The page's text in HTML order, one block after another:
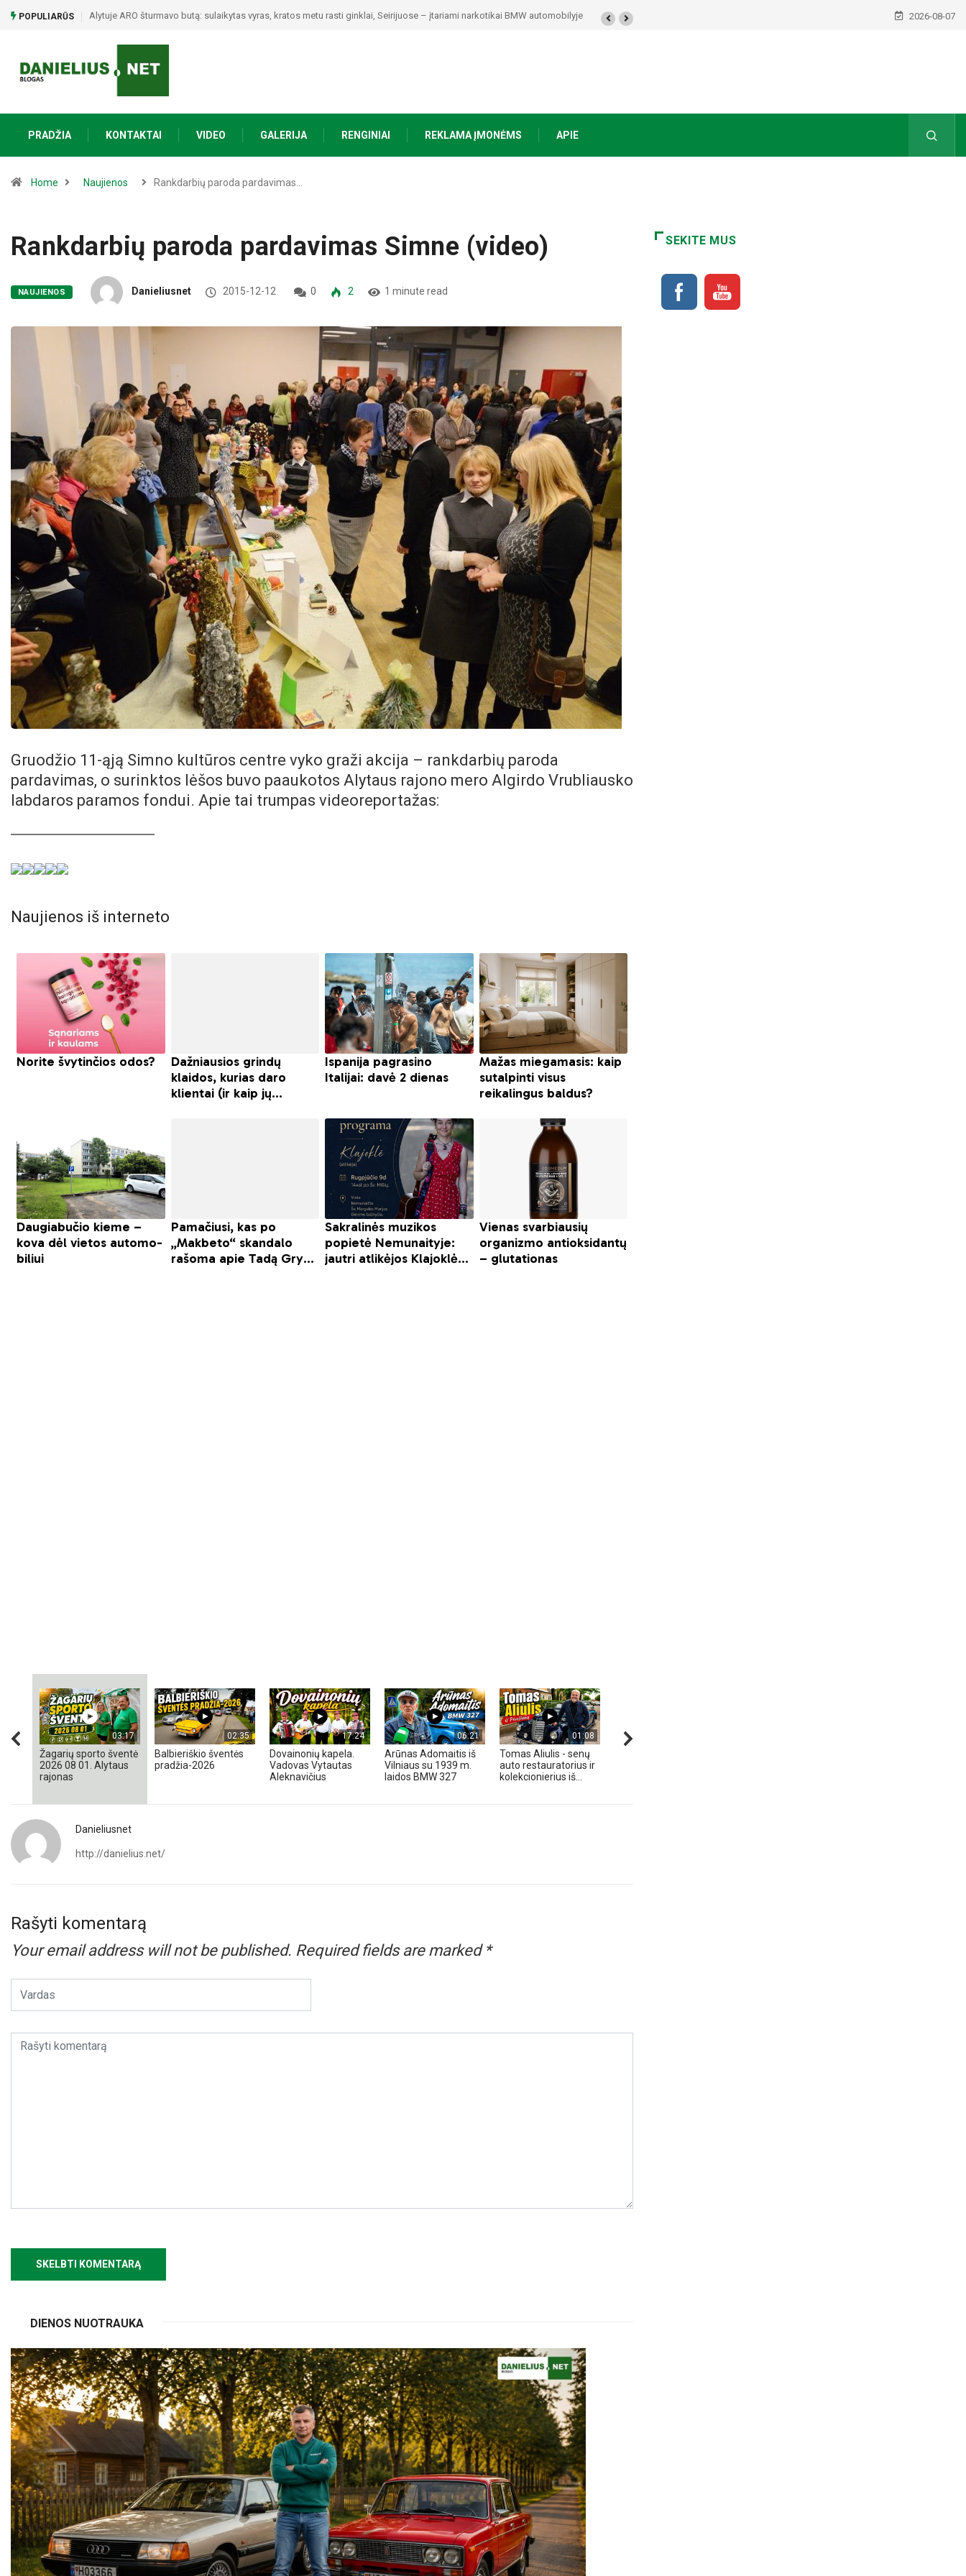
POPULIARŪS Poezijos ir bendrystės vakaras Naujojoje Ūtoje: Vinco Mykolaičio-Putino tėviškėje skambės eilės, dainos ir arbatos puodelių šiluma 2026-08-07
PRADŽIA KONTAKTAI VIDEO GALERIJA RENGINIAI REKLAMA ĮMONĖMS APIE
Home Naujienos Rankdarbių paroda pardavimas…
Rankdarbių paroda pardavimas Simne (video)
NAUJIENOS Danieliusnet 2015-12-12 0 2 1 minute read
Gruodžio 11-ąją Simno kultūros centre vyko graži akcija – rankdarbių paroda
pardavimas, o surinktos lėšos buvo paaukotos Alytaus rajono mero Algirdo Vrubliausko
labdaros paramos fondui. Apie tai trumpas videoreportažas:
Naujienos iš interneto
03:17
Žagarių sporto šventė
2026 08 01. Alytaus
rajonas
02:35
Balbieriškio šventės
pradžia-2026
17:24
Dovainonių kapela.
Vadovas Vytautas
Aleknavičius
06:21
Arūnas Adomaitis iš
Vilniaus su 1939 m.
laidos BMW 327
01:08
Tomas Aliulis - senų
auto restauratorius ir
kolekcionierius iš...
Danieliusnet
http://danielius.net/
Rašyti komentarą
Your email address will not be published. Required fields are marked *
DIENOS NUOTRAUKA
SEKITE MUS